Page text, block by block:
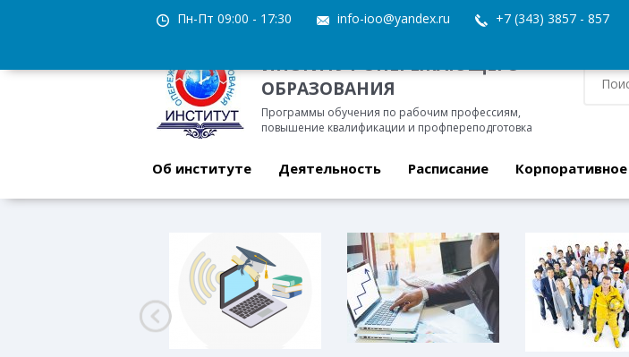
Пн-Пт 09:00 - 17:30 info-ioo@yandex.ru +7 (343) 3857 - 857
ИНСТИТУТ ОПЕРЕЖАЮЩЕГО
ОБРАЗОВАНИЯ
Программы обучения по рабочим профессиям,
повышение квалификации и профпереподготовка
Об институте Деятельность Расписание